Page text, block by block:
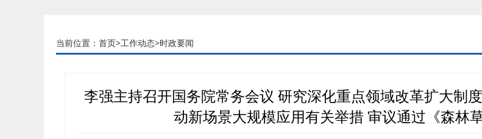
当前位置： 首页>工作动态>时政要闻
李强主持召开国务院常务会议 研究深化重点领域改革扩大制
动新场景大规模应用有关举措 审议通过《森林